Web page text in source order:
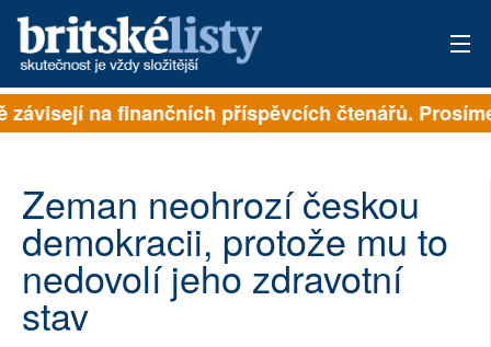
PŘIHLÁSIT
ARCHIV
ROZHOVORY
TÉMATA
na finančních příspěvcích čtenářů.
Zeman neohrozí českou
demokracii, protože mu to
nedovolí jeho zdravotní
stav